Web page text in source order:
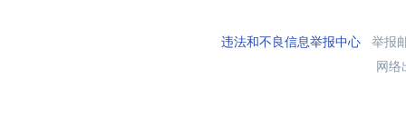
违法和不良信息举报中心举报
网